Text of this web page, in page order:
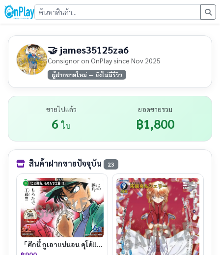
🤝 james35125za6
Consignor on OnPlay since Nov 2025
ผู้ฝากขายใหม่ — ยังไม่มีรีวิว
ขายไปแล้ว
6ใบ
ยอดขายรวม
฿1,800
สินค้าฝากขายปัจจุบัน 23
「ศึกนี้ กูเอาแน่นอน คุโด้!!!」 — PR218